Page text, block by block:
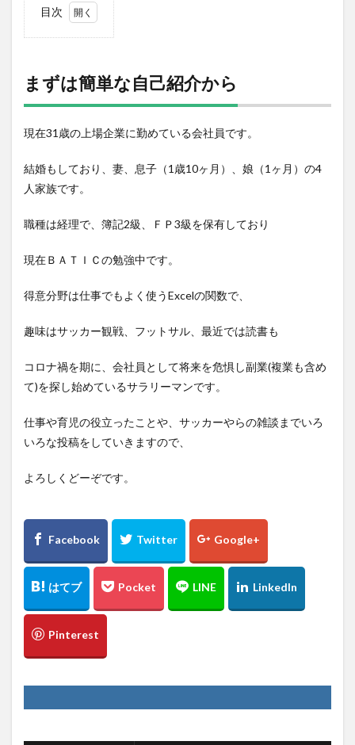
目次
単な
自己
紹介
まずは簡単な自己紹介から
現在31歳の上場企業に勤めている会社員です。
結婚もしており、妻、息子（1歳10ヶ月）、娘（1ヶ月）の4
人家族です。
職種は経理で、簿記2級、ＦＰ3級を保有しており
現在ＢＡＴＩＣの勉強中です。
得意分野は仕事でもよく使うExcelの関数で、
趣味はサッカー観戦、フットサル、最近では読書も
コロナ禍を期に、会社員として将来を危惧し副業(複業も含め
て)を探し始めているサラリーマンです。
仕事や育児の役立ったことや、サッカーやらの雑談までいろ
いろな投稿をしていきますので、
よろしくどーぞです。